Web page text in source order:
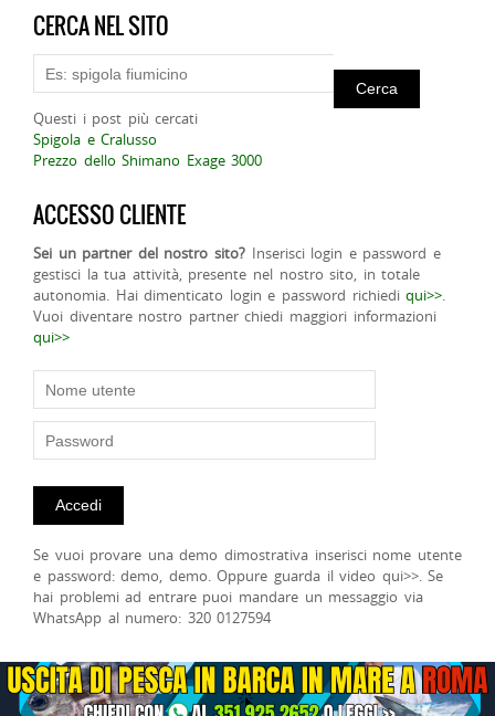
CERCA NEL SITO
Questi i post più cercati
Spigola e Cralusso
Prezzo dello Shimano Exage 3000
ACCESSO CLIENTE
Sei un partner del nostro sito? Inserisci login e password e
gestisci la tua attività, presente nel nostro sito, in totale
autonomia. Hai dimenticato login e password richiediqui>>.
Vuoi diventare nostro partner chiedi maggiori informazioni
qui>>
Se vuoi provare una demo dimostrativa inserisci nome utente
e password: demo, demo. Oppure guarda il video qui>>. Se
hai problemi ad entrare puoi mandare un messaggio via
WhatsApp al numero: 320 0127594